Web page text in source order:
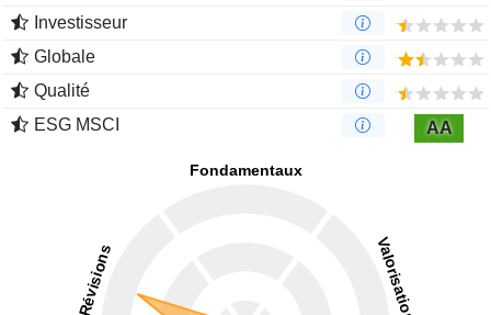
Investisseur
Globale
Qualité
ESG MSCI
AA